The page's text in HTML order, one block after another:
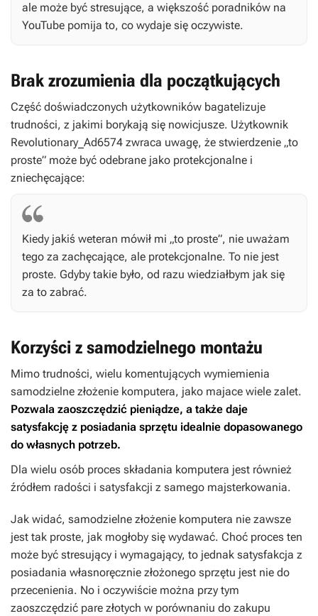
ale może być stresujące, a większość poradników na
YouTube pomija to, co wydaje się oczywiste.
Brak zrozumienia dla początkujących
Część doświadczonych użytkowników bagatelizuje
trudności, z jakimi borykają się nowicjusze. Użytkownik
Revolutionary_Ad6574 zwraca uwagę, że stwierdzenie „to
proste” może być odebrane jako protekcjonalne i
zniechęcające:
Kiedy jakiś weteran mówił mi „to proste”, nie uważam
tego za zachęcające, ale protekcjonalne. To nie jest
proste. Gdyby takie było, od razu wiedziałbym jak się
za to zabrać.
Korzyści z samodzielnego montażu
Mimo trudności, wielu komentujących wymiemienia
samodzielne złożenie komputera, jako majace wiele zalet.
Pozwala zaoszczędzić pieniądze, a także daje
satysfakcję z posiadania sprzętu idealnie dopasowanego
do własnych potrzeb.
Dla wielu osób proces składania komputera jest również
źródłem radości i satysfakcji z samego majsterkowania.
Jak widać, samodzielne złożenie komputera nie zawsze
jest tak proste, jak mogłoby się wydawać. Choć proces ten
może być stresujący i wymagający, to jednak satysfakcja z
posiadania własnoręcznie złożonego sprzętu jest nie do
przecenienia. No i oczywiście można przy tym
zaoszczędzić pare złotych w porównaniu do zakupu